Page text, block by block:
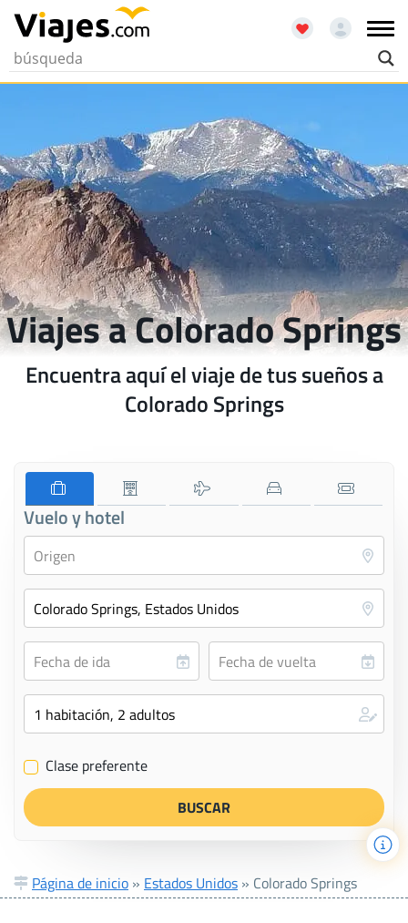
Viajes a Colorado Springs
Encuentra aquí el viaje de tus sueños a
Colorado Springs
Vuelo y hotel
✔ Clase preferente
Página de inicio » Estados Unidos » Colorado Springs